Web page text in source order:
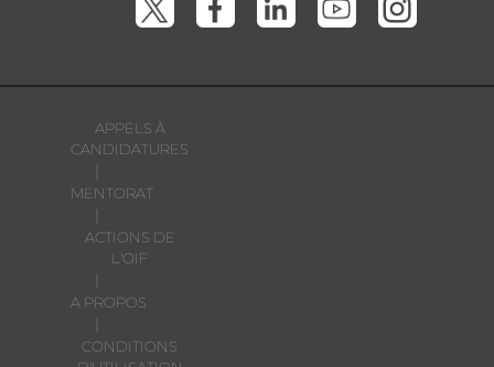
APPELS À
CANDIDATURES
MENTORAT
ACTIONS DE
L'OIF
A PROPOS
CONDITIONS